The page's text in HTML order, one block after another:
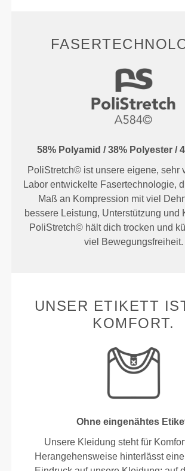
58% Polyamid / 38% Polyester /
PoliStretch© ist unsere eigene, sehr
Labor entwickelte Fasertechnologie,
Maß an Kompression mit viel
bessere Leistung, Unterstützung und
PoliStretch© hält dich trocken und
viel Bewegungsfreiheit.
UNSER ETIKETT
KOMFORT.
Ohne eingenähtes
Unsere Kleidung steht für
Herangehensweise hinterlässt